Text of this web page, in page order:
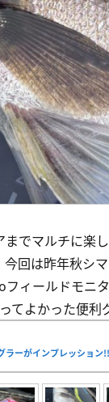
でマルチに
回は昨年秋シ
ィールドモニ
てよかった便
ラーがインプレッション!!